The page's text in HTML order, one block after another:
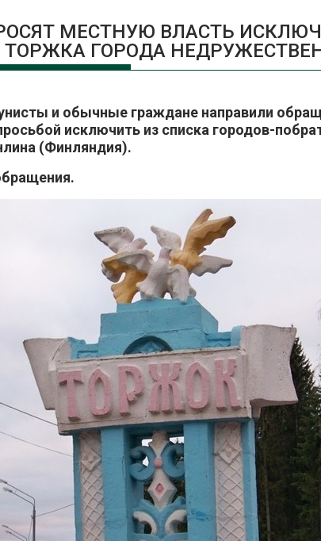
МЕСТНУЮ ВЛАСТЬ
ГОРОДА
и обычные граждане направили
исключить из списка городов-
(Финляндия).